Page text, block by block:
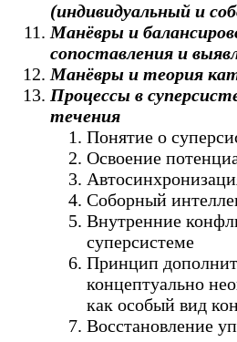
(индивидуальный и
Манёвры и
сопоставления и
Манёвры и теория
Процессы в
течения
Понятие о
Освоение
Соборный
Внутренние
суперсистеме
Принцип
концептуально
как особый вид
Восстановление